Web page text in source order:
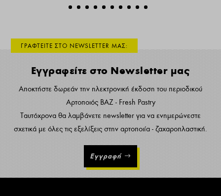
ΓΡΑΦΤΕΙΤΕ ΣΤΟ NEWSLETTER ΜΑΣ:
Εγγραφείτε στο Newsletter μας
Αποκτήστε δωρεάν την ηλεκτρονική έκδοση του περιοδικού
Αρτοποιός ΒΑΖ - Fresh Pastry
Ταυτόχρονα θα λαμβάνετε newsletter για να ενημερώνεστε
σχετικά με όλες τις εξελίξεις στην αρτοποιία - ζαχαροπλαστική.
Εγγραφή